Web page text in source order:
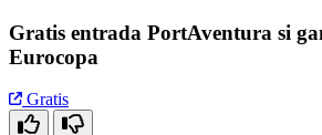
Gratis entrada PortAventura si
Eurocopa
Gratis